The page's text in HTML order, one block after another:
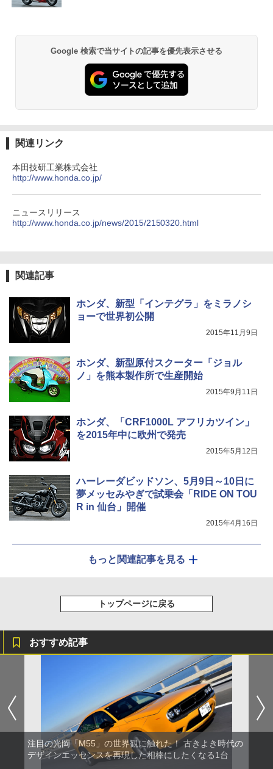
Google 検索で当サイトの記事を優先表示させる
関連リンク
本田技研工業株式会社
http://www.honda.co.jp/
ニュースリリース
http://www.honda.co.jp/news/2015/2150320.html
関連記事
ホンダ、新型「インテグラ」をミラノシ
ョーで世界初公開
2015年11月9日
ホンダ、新型原付スクーター「ジョル
ノ」を熊本製作所で生産開始
2015年9月11日
ホンダ、「CRF1000L アフリカツイン」
を2015年中に欧州で発売
2015年5月12日
ハーレーダビッドソン、5月9日～10日に
夢メッセみやぎで試乗会「RIDE ON TOU
R in 仙台」開催
2015年4月16日
もっと関連記事を見る
トップページに戻る
おすすめ記事
注目の光岡「M55」の世界観に触れた！ 古きよき時代の
デザインエッセンスを再現した相棒にしたくなる1台